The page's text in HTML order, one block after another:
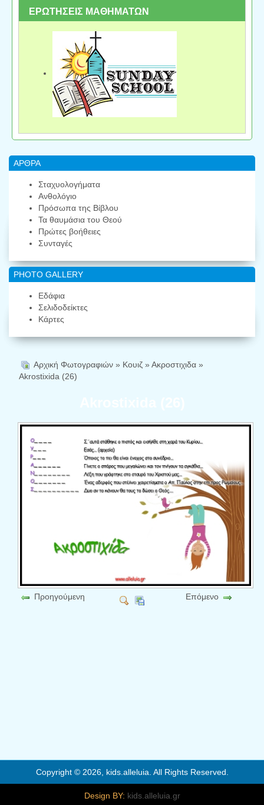
ΕΡΩΤΗΣΕΙΣ ΜΑΘΗΜΑΤΩΝ
ΑΡΘΡΑ
Σταχυολογήματα
Ανθολόγιο
Πρόσωπα της Βίβλου
Τα θαυμάσια του Θεού
Πρώτες βοήθειες
Συνταγές
PHOTO GALLERY
Εδάφια
Σελιδοδείκτες
Κάρτες
Αρχική Φωτογραφιών » Κουιζ » Ακροστιχιδα »
Akrostixida (26)
Προηγούμενη Επόμενο
Copyright © 2026, kids.alleluia. All Rights Reserved.
Design BY: kids.alleluia.gr